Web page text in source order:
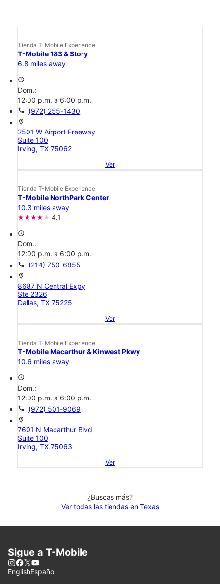
Tienda T-Mobile Experience
T-Mobile 183 & Story
6.8 miles away
access_time
Dom.:
12:00 p.m. a 6:00 p.m.
call (972) 255-1430
location_on
2501 W Airport Freeway
Suite 100
Irving, TX 75062
Ver
Tienda T-Mobile Experience
T-Mobile NorthPark Center
10.3 miles away
4.1
access_time
Dom.:
12:00 p.m. a 6:00 p.m.
call (214) 750-6855
location_on
8687 N Central Expy
Ste 2326
Dallas, TX 75225
Ver
Tienda T-Mobile Experience
T-Mobile Macarthur & Kinwest Pkwy
10.6 miles away
access_time
Dom.:
12:00 p.m. a 6:00 p.m.
call (972) 501-9069
location_on
7601 N Macarthur Blvd
Suite 100
Irving, TX 75063
Ver
¿Buscas más?
Ver todas las tiendas en Texas